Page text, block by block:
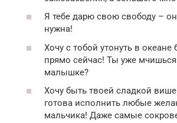
Я тебе дарю свою свободу –
нужна!
Хочу с тобой утонуть в океане
прямо сейчас! Ты уже
малышке?
Хочу быть твоей сладкой
готова исполнить любые
мальчика! Даже самые